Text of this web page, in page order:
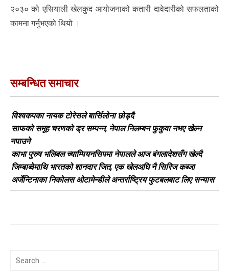
२०३० को एसियाली खेलकुद आयोजनाको कतारी दावेदारीको सफलताको
कामना गर्नुभएको थियो ।
सम्बन्धित समाचार
विश्वकपका नायक टोरेसले बार्सिलोना छोड्दै
साफको समूह चरणको ड्र सम्पन्न, नेपाल निलम्बन फुकुवा नभए खेल्न
नपाउने
काभा पुरुष भलिबल च्याम्पियनसिपमा नेपालले आज बंगलादेशसँग खेल्दै
जिम्बाब्वेमाथि भारतको शानदार जित, एक खेलअघि नै सिरिज कब्जा
अर्जेन्टिनाका निकोलस ओटामेन्डीले अन्तर्राष्ट्रिय फुटबलबाट लिए सन्यास
Search